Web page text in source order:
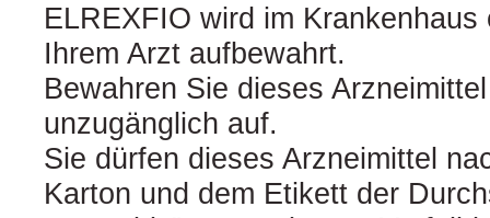
ELREXFIO wird im
Ihrem Arzt aufbewahrt.
Bewahren Sie dieses
unzugänglich auf.
Sie dürfen dieses Arzneimittel
Karton und dem Etikett der